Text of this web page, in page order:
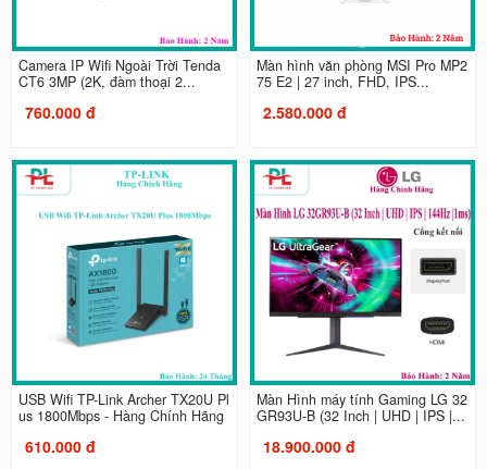
Camera IP Wifi Ngoài Trời Tenda
CT6 3MP (2K, đàm thoại 2...
760.000 đ
Màn hình văn phòng MSI Pro MP2
75 E2 | 27 inch, FHD, IPS...
2.580.000 đ
USB Wifi TP-Link Archer TX20U Pl
us 1800Mbps - Hàng Chính Hãng
610.000 đ
Màn Hình máy tính Gaming LG 32
GR93U-B (32 Inch | UHD | IPS |...
18.900.000 đ